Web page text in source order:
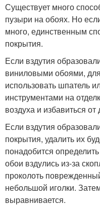
Существует много
пузыри на обоях. Но
много, единственным
покрытия.
Если вздутия
виниловыми обоями,
использовать шпатель
инструментами на
воздуха и избавиться
Если вздутия
покрытия, удалить их
понадобится
обои вздулись из-за
проколоть
небольшой иголки.
выравнивается.